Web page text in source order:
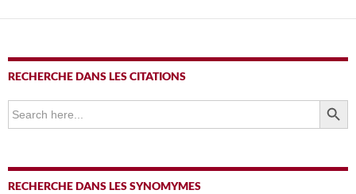
RECHERCHE DANS LES CITATIONS
Search
for:
SEARCH
RECHERCHE DANS LES SYNOMYMES